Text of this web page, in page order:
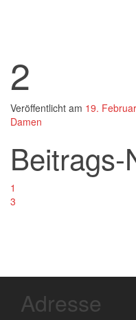
2
Veröffentlicht am 19.
Damen
Beitrags-
1
3
Adresse